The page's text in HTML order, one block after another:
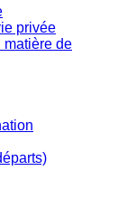
privée
matière de